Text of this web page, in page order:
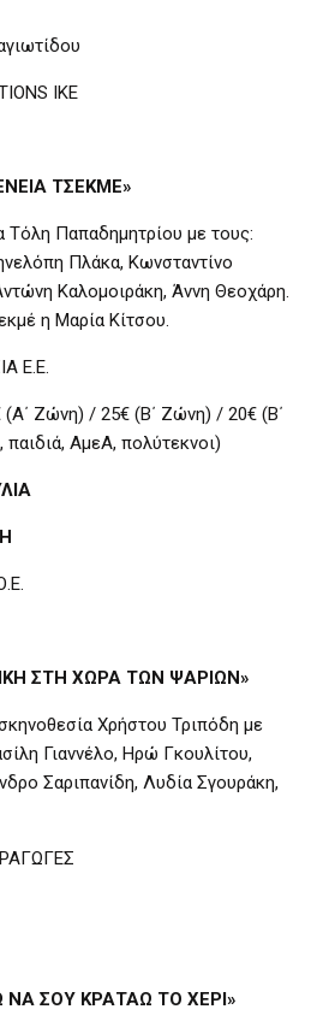
IKE
ΤΣΕΚΜΕ»
Τόλη Παπαδημητρίου με τους:
Πλάκα, Κωνσταντίνο
Καλομοιράκη, Άννη Θεοχάρη.
η Μαρία Κίτσου.
Ε.Ε.
(Α΄ Ζώνη) / 25€ (Β΄ Ζώνη) / 20€ (Β΄
ΑμεΑ, πολύτεκνοι)
ΣΤΗ ΧΩΡΑ ΤΩΝ ΨΑΡΙΩΝ»
Χρήστου Τριπόδη με
Γιαννέλο, Ηρώ Γκουλίτου,
Σαριπανίδη, Λυδία Σγουράκη,
ΝΑ ΣΟΥ ΚΡΑΤΑΩ ΤΟ ΧΕΡΙ»